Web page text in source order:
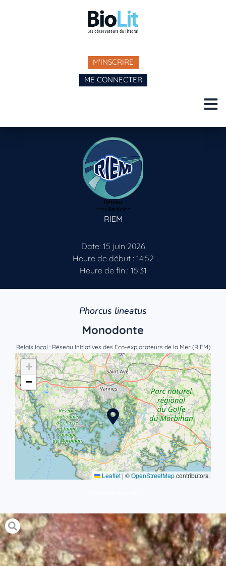
M'INSCRIRE
ME CONNECTER
RIEM
Date: 15 juin 2026
Heure de début : 14:52
Heure de fin : 15:31
Phorcus lineatus
Monodonte
Relais local : Réseau Initiatives des Eco-explorateurs de la Mer (RIEM)
+
−
Leaflet | ©OpenStreetMapcontributors